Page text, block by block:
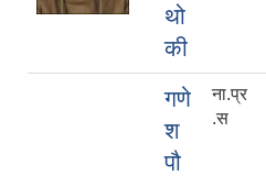
थो
की
गणे
श
पौ
ना.प्र
.स